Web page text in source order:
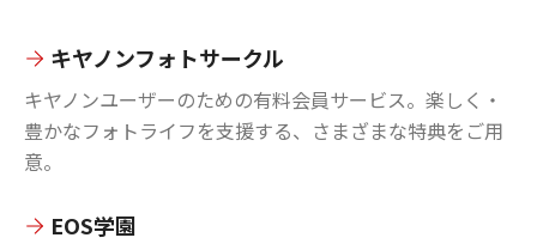
キヤノンフォトサークル
キヤノンユーザーのための有料会員サービス。楽しく・
豊かなフォトライフを支援する、さまざまな特典をご用
意。
EOS学園